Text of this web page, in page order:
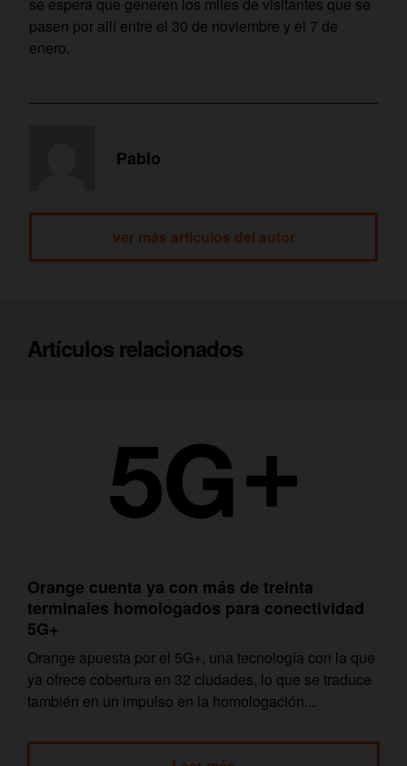
se espera que generen los miles de visitantes que se
pasen por allí entre el 30 de noviembre y el 7 de
enero.
Pablo
ver más artículos del autor
Artículos relacionados
Orange cuenta ya con más de treinta
terminales homologados para conectividad
5G+
Orange apuesta por el 5G+, una tecnología con la que
ya ofrece cobertura en 32 ciudades, lo que se traduce
también en un impulso en la homologación...